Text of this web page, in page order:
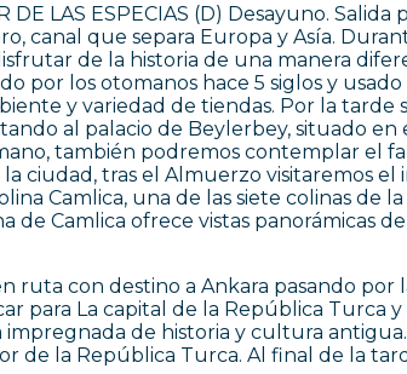
DE LAS ESPECIAS (D) Desayuno.
canal que separa Europa y Asía.
de la historia de una manera
por los otomanos hace 5 siglos y
y variedad de tiendas. Por la
al palacio de Beylerbey, situado
también podremos contemplar el
ciudad, tras el Almuerzo visitaremos
Camlica, una de las siete colinas de
Camlica ofrece vistas panorámicas
ruta con destino a Ankara pasando
para La capital de la República Turca
de historia y cultura
de la República Turca. Al final de la